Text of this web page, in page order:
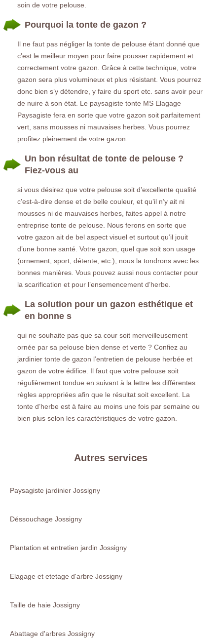
soin de votre pelouse.
Pourquoi la tonte de gazon ?
Il ne faut pas négliger la tonte de pelouse étant donné que
c’est le meilleur moyen pour faire pousser rapidement et
correctement votre gazon. Grâce à cette technique, votre
gazon sera plus volumineux et plus résistant. Vous pourrez
donc bien s’y détendre, y faire du sport etc. sans avoir peur
de nuire à son état. Le paysagiste tonte MS Elagage
Paysagiste fera en sorte que votre gazon soit parfaitement
vert, sans mousses ni mauvaises herbes. Vous pourrez
profitez pleinement de votre gazon.
Un bon résultat de tonte de pelouse ?
Fiez-vous au
si vous désirez que votre pelouse soit d’excellente qualité
c'est-à-dire dense et de belle couleur, et qu’il n’y ait ni
mousses ni de mauvaises herbes, faites appel à notre
entreprise tonte de pelouse. Nous ferons en sorte que
votre gazon ait de bel aspect visuel et surtout qu’il jouit
d’une bonne santé. Votre gazon, quel que soit son usage
(ornement, sport, détente, etc.), nous la tondrons avec les
bonnes manières. Vous pouvez aussi nous contacter pour
la scarification et pour l’ensemencement d’herbe.
La solution pour un gazon esthétique et
en bonne s
qui ne souhaite pas que sa cour soit merveilleusement
ornée par sa pelouse bien dense et verte ? Confiez au
jardinier tonte de gazon l’entretien de pelouse herbée et
gazon de votre édifice. Il faut que votre pelouse soit
régulièrement tondue en suivant à la lettre les différentes
règles appropriées afin que le résultat soit excellent. La
tonte d’herbe est à faire au moins une fois par semaine ou
bien plus selon les caractéristiques de votre gazon.
Autres services
Paysagiste jardinier Jossigny
Déssouchage Jossigny
Plantation et entretien jardin Jossigny
Elagage et etetage d'arbre Jossigny
Taille de haie Jossigny
Abattage d'arbres Jossigny